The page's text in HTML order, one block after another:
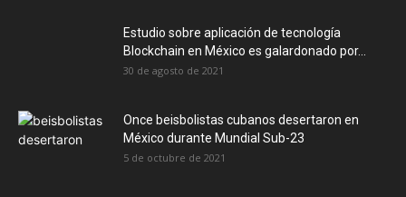
Estudio sobre aplicación de tecnología
Blockchain en México es galardonado por...
30 de agosto de 2021
Once beisbolistas cubanos desertaron en
México durante Mundial Sub-23
5 de octubre de 2021